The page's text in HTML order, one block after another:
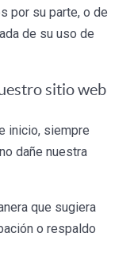
por su parte, o de
de su uso de
sitio web
inicio, siempre
dañe nuestra
que sugiera
o respaldo